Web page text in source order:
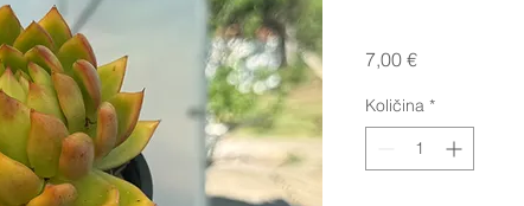
7,00 €Cijena
Količina *